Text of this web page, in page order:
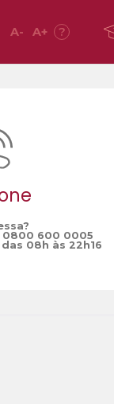
A- A+ ?
0800 600 0005
08h às 22h16